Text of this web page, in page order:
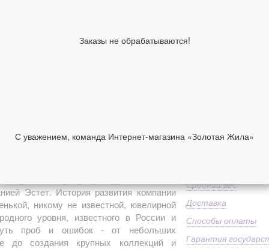
Эстет. История развития компании
никому не известной, ювелирной
уровня, известного в России и
проб и ошибок - от небольших
до создания крупных коллекций и
Средний вес
Средний вес
Доставка
Способы оплаты
Гарантия
Заказы не обрабатываются!
С уважением, команда Интернет-магазина «Золотая Жила»